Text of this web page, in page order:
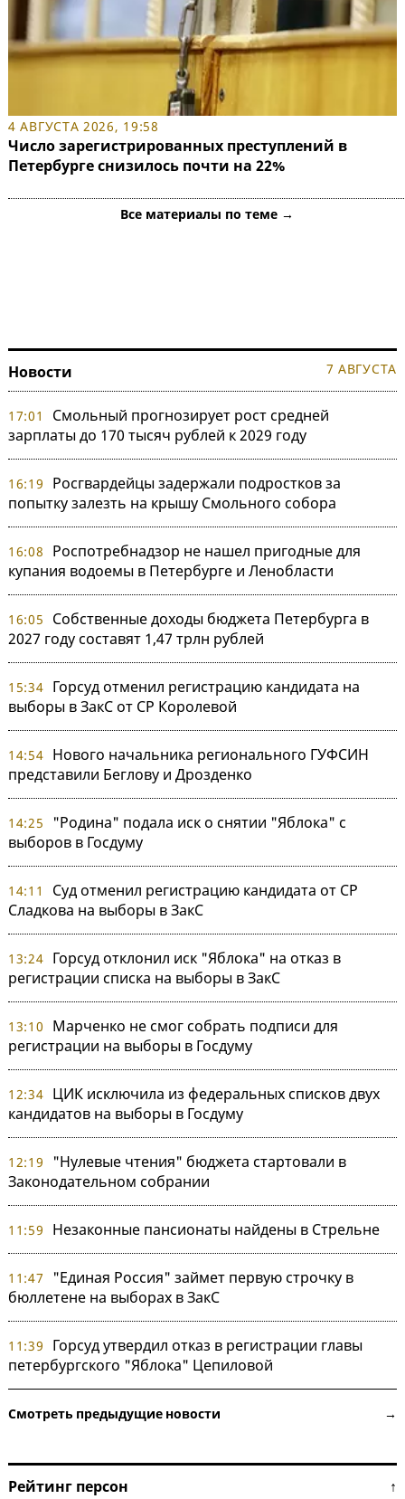
4 АВГУСТА 2026, 19:58
Число зарегистрированных преступлений в
Петербурге снизилось почти на 22%
Все материалы по теме →
Новости 7 АВГУСТА
17:01
Смольный прогнозирует рост средней
зарплаты до 170 тысяч рублей к 2029 году
16:19
Росгвардейцы задержали подростков за
попытку залезть на крышу Смольного собора
16:08
Роспотребнадзор не нашел пригодные для
купания водоемы в Петербурге и Ленобласти
16:05
Собственные доходы бюджета Петербурга в
2027 году составят 1,47 трлн рублей
15:34 Горсуд отменил регистрацию кандидата на
выборы в ЗакС от СР Королевой
14:54 Нового начальника регионального ГУФСИН
представили Беглову и Дрозденко
14:25
"Родина" подала иск о снятии "Яблока" с
выборов в Госдуму
14:11
Суд отменил регистрацию кандидата от СР
Сладкова на выборы в ЗакС
13:24 Горсуд отклонил иск "Яблока" на отказ в
регистрации списка на выборы в ЗакС
13:10
Марченко не смог собрать подписи для
регистрации на выборы в Госдуму
12:34 ЦИК исключила из федеральных списков двух
кандидатов на выборы в Госдуму
12:19
"Нулевые чтения" бюджета стартовали в
Законодательном собрании
11:59 Незаконные пансионаты найдены в Стрельне
11:47
"Единая Россия" займет первую строчку в
бюллетене на выборах в ЗакС
11:39
Горсуд утвердил отказ в регистрации главы
петербургского "Яблока" Цепиловой
Смотреть предыдущие новости →
Рейтинг персон ↑